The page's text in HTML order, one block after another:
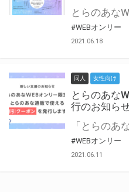
#WEBオンリー
2021.06.18
同人 女性向け
とらのあな
行のお知ら
#WEBオンリー
2021.06.11